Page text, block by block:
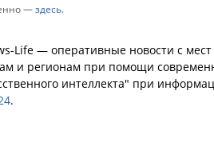
—здесь.
Life — оперативные новости с
и регионам при помощи
интеллекта" при
.